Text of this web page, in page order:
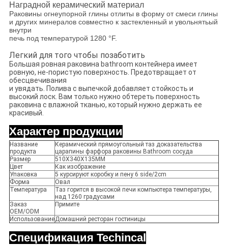
Наградной керамический материал
Раковины огнеупорной глины отлиты в форму от смеси глины
и других минералов совместно к застекленный и увольнятьый
внутри
печь под температурой 1280 °F.
Легкий для того чтобы позаботить
Большая ровная раковина bathroom контейнера имеет
ровную, не-пористую поверхность. Предотвращает от
обесцвечивания
и увядать. Полива с выпечкой добавляет стойкость и
высокий лоск. Вам только нужно обтереть поверхность
раковина с влажной тканью, который нужно держать ее
красивый.
Характер продукции
Название
продукта
Керамический прямоугольный таз доказательства
царапины фарфора раковины Bathroom сосуда
Размер
510X340X135MM
Цвет
Как изображение
Упаковка
5 курсируют коробку и пену 6 side/2cm
Форма
Овал
Температура
Таз горится в высокой печи компьютера температуры,
над 1260 градусами
Заказ
OEM/ODM
Примите
ИспользованиеДомашний ресторан гостиницы
Спецификация Techincal